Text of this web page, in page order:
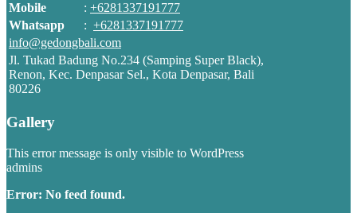
Mobile
: +6281337191777
Whatsapp
: +6281337191777
info@gedongbali.com
Jl. Tukad Badung No.234 (Samping Super Black),
Renon, Kec. Denpasar Sel., Kota Denpasar, Bali
80226
Gallery
This error message is only visible to WordPress
admins
Error: No feed found.